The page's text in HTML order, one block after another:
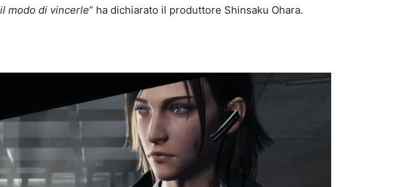
modo di vincerle” ha dichiarato il produttore Shinsaku Ohara.